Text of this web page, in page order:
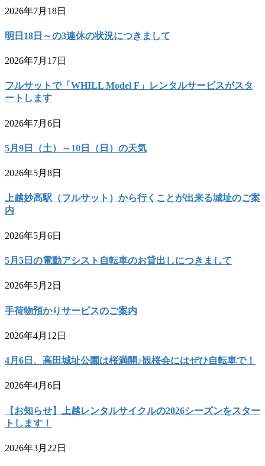
2026年7月18日
明日18日～の3連休の状況につきまして
2026年7月17日
フルサットで「WHILL Model F」レンタルサービスがスタ
ートします
2026年7月6日
5月9日（土）～10日（日）の天気
2026年5月8日
上越妙高駅（フルサット）から行くことが出来る城址のご案
内
2026年5月6日
5月5日の電動アシスト自転車のお貸出しにつきまして
2026年5月2日
手荷物預かりサービスのご案内
2026年4月12日
4月6日、高田城址公園は桜満開♪観桜会にはぜひ自転車で！
2026年4月6日
【お知らせ】上越レンタルサイクルの2026シーズンをスター
トします！
2026年3月22日